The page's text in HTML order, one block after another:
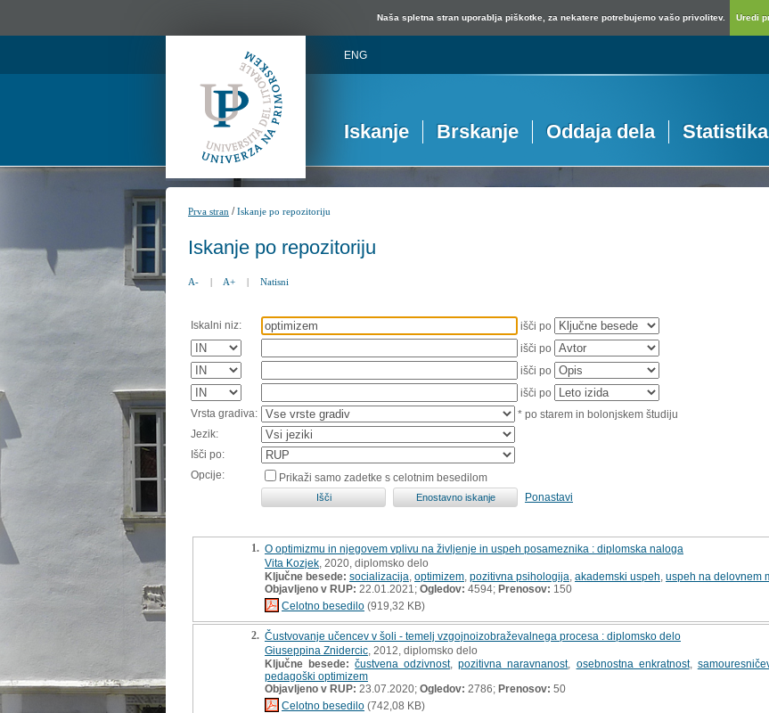
Naša spletna stran uporablja piškotke, za nekatere potrebujemo vašo privolitev. Uredi
ENG
Iskanje Brskanje Oddaja dela Statistika
Prva stran /Iskanje po repozitoriju
Iskanje po repozitoriju
A- | A+ | Natisni
Iskalni niz:
išči po
išči po
išči po
išči po
Vrsta gradiva:
* po starem in bolonjskem študiju
Jezik:
Išči po:
Opcije:
Prikaži samo zadetke s celotnim besedilom
Ponastavi
1. O optimizmu in njegovem vplivu na življenje in uspeh posameznika : diplomska naloga
Vita Kozjek , 2020, diplomsko delo
Ključne besede: socializacija optimizem pozitivna psihologija akademski uspeh uspeh na delovnem
Objavljeno v RUP: 22.01.2021; Ogledov: 4594; Prenosov: 150
Celotno besedilo (919,32 KB)
2. Čustvovanje učencev v šoli - temelj vzgojnoizobraževalnega procesa : diplomsko delo
Giuseppina Znidercic , 2012, diplomsko delo
Ključne besede: čustvena odzivnost,pozitivna naravnanost, osebnostna enkratnost,
pedagoški optimizem
Objavljeno v RUP: 23.07.2020; Ogledov: 2786; Prenosov: 50
Celotno besedilo (742,08 KB)